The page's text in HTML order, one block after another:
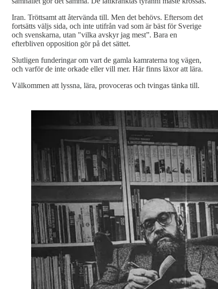
Iran. Tröttsamt att återvända till. Men det behövs. Eftersom det
fortsätts väljs sida, och inte utifrån vad som är bäst för Sverige
och svenskarna, utan "vilka avskyr jag mest”. Bara en
efterbliven opposition gör på det sättet.
Slutligen funderingar om vart de gamla kamraterna tog vägen,
och varför de inte orkade eller vill mer. Här finns läxor att lära.
Välkommen att lyssna, lära, provoceras och tvingas tänka till.